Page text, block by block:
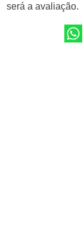
será a avaliação.